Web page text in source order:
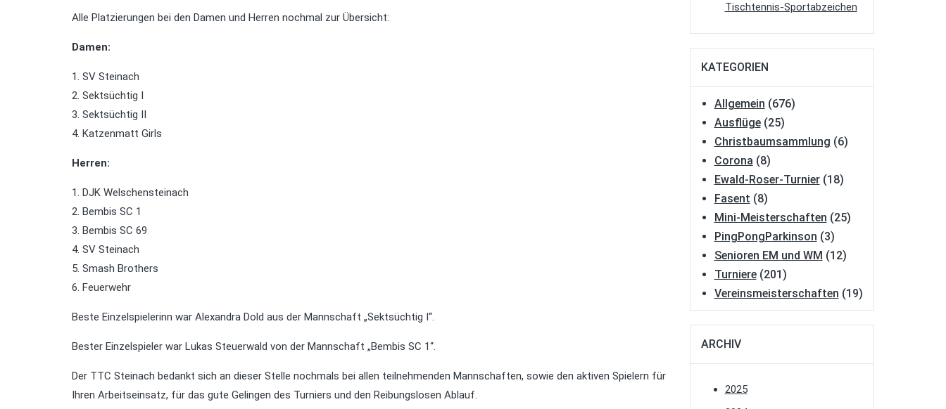
Alle Platzierungen bei den Damen und Herren nochmal zur Übersicht:
Damen:
1. SV Steinach
2. Sektsüchtig I
3. Sektsüchtig II
4. Katzenmatt Girls
Herren:
1. DJK Welschensteinach
2. Bembis SC 1
3. Bembis SC 69
4. SV Steinach
5. Smash Brothers
6. Feuerwehr
Beste Einzelspielerinn war Alexandra Dold aus der Mannschaft „Sektsüchtig I“.
Bester Einzelspieler war Lukas Steuerwald von der Mannschaft „Bembis SC 1“.
Der TTC Steinach bedankt sich an dieser Stelle nochmals bei allen teilnehmenden Mannschaften, sowie den aktiven Spielern für
Ihren Arbeitseinsatz, für das gute Gelingen des Turniers und den Reibungslosen Ablauf.
Tischtennis-Sportabzeichen
KATEGORIEN
Allgemein (676)
Ausflüge(25)
Christbaumsammlung (6)
Corona (8)
Ewald-Roser-Turnier(18)
Fasent (8)
Mini-Meisterschaften (25)
PingPongParkinson (3)
Senioren EM und WM (12)
Turniere(201)
Vereinsmeisterschaften (19)
ARCHIV
2025